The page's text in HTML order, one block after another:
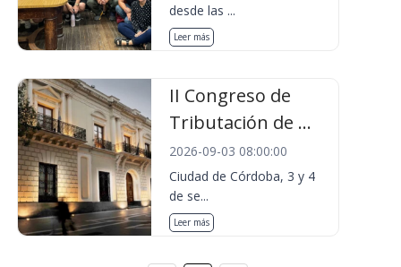
desde las ...
Leer más
II Congreso de
Tributación de ...
2026-09-03 08:00:00
Ciudad de Córdoba, 3 y 4
de se...
Leer más